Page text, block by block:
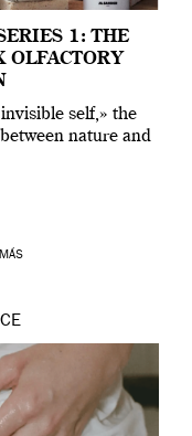
1: THE
self,» the
nature and